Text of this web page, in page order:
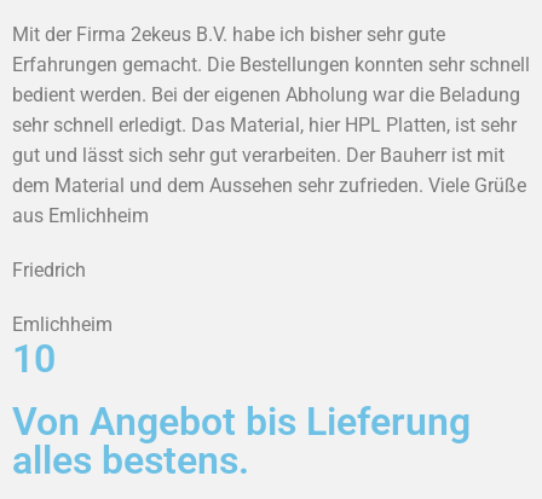
Mit der Firma 2ekeus B.V. habe ich bisher sehr gute
Erfahrungen gemacht. Die Bestellungen konnten sehr schnell
bedient werden. Bei der eigenen Abholung war die Beladung
sehr schnell erledigt. Das Material, hier HPL Platten, ist sehr
gut und lässt sich sehr gut verarbeiten. Der Bauherr ist mit
dem Material und dem Aussehen sehr zufrieden. Viele Grüße
aus Emlichheim
Friedrich
Emlichheim
10
Von Angebot bis Lieferung
alles bestens.